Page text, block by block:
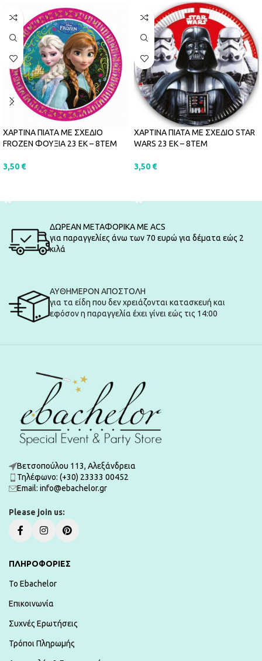
ΧΑΡΤΙΝΑ ΠΙΑΤΑ ΜΕ ΣΧΕΔΙΟ
FROZEN ΦΟΥΞΙΑ 23 ΕΚ – 8ΤΕΜ
3,50 €
ΧΑΡΤΙΝΑ ΠΙΑΤΑ ΜΕ ΣΧΕΔΙΟ STAR
WARS 23 ΕΚ – 8ΤΕΜ
3,50 €
ΔΩΡΕΑΝ ΜΕΤΑΦΟΡΙΚΑ ΜΕ ACS
για παραγγελίες άνω των 70 ευρώ για δέματα εώς 2
κιλά
ΑΥΘΗΜΕΡΟΝ ΑΠΟΣΤΟΛΗ
για τα είδη που δεν χρειάζονται κατασκευή και
εφόσον η παραγγελία έχει γίνει εώς τις 14:00
Βετσοπούλου 113, Αλεξάνδρεια
Τηλέφωνο: (+30) 23333 00452
Εmail: info@ebachelor.gr
Please join us:
ΠΛΗΡΟΦΟΡΙΕΣ
To Ebachelor
Επικοινωνία
Συχνές Ερωτήσεις
Τρόποι Πληρωμής